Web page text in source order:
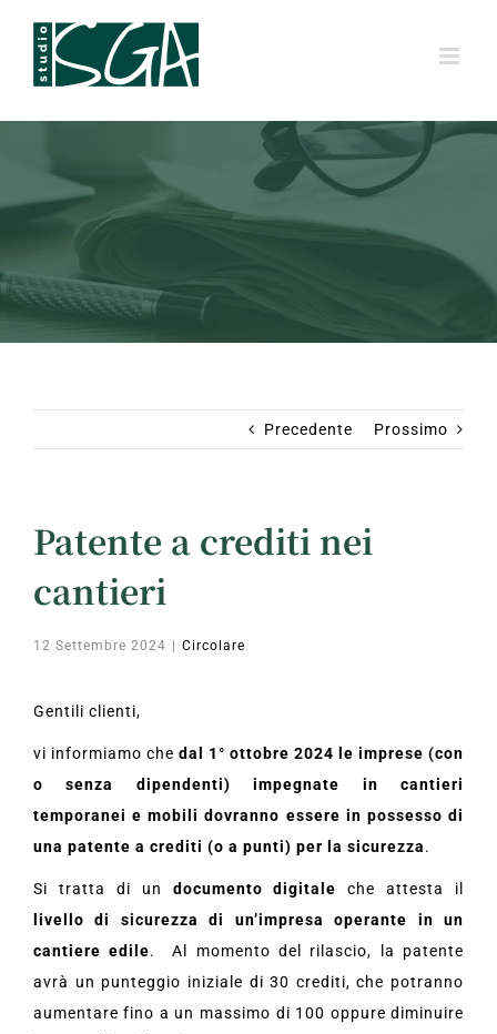
contenuto
Precedente Prossimo
Patente a crediti nei
cantieri
12 Settembre 2024 Circolare
Gentili clienti,
vi informiamo che dal 1° ottobre 2024 le imprese (con
o senza dipendenti) impegnate in cantieri
temporanei e mobili dovranno essere in possesso di
una patente a crediti (o a punti) per la sicurezza.
Si tratta di un documento digitale che attesta il
livello di sicurezza di un’impresa operante in un
cantiere edile. Al momento del rilascio, la patente
avrà un punteggio iniziale di 30 crediti, che potranno
aumentare fino a un massimo di 100 oppure diminuire